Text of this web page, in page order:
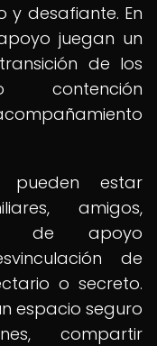
y desafiante. En
juegan un
de los
contención
estar
amigos,
de apoyo
de
o secreto.
espacio seguro
compartir